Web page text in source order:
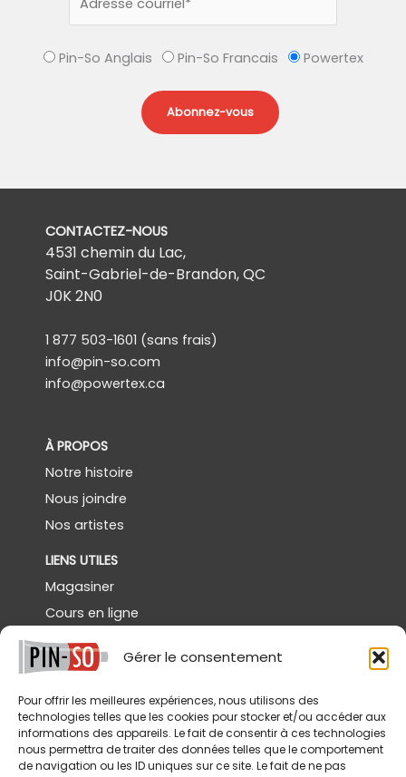
Gérer le consentement
Pour offrir les meilleures expériences, nous utilisons des
technologies telles que les cookies pour stocker et/ou accéder aux
informations des appareils. Le fait de consentir à ces technologies
nous permettra de traiter des données telles que le comportement
de navigation ou les ID uniques sur ce site. Le fait de ne pas
Pin-So Anglais Pin-So Francais Powertex
CONTACTEZ-NOUS
4531 chemin du Lac,
Saint-Gabriel-de-Brandon, QC
J0K 2N0
1 877 503-1601 (sans frais)
info@pin-so.com
info@powertex.ca
À PROPOS
Notre histoire
Nous joindre
Nos artistes
LIENS UTILES
Magasiner
Cours en ligne
Démos gratuites
Powertex Canada
SERVICES
Livraison